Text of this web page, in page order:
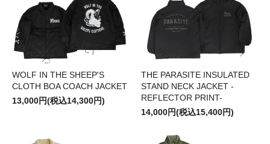
WOLF IN THE SHEEP'S
CLOTH BOA COACH JACKET
13,000円(税込14,300円)
THE PARASITE INSULATED
STAND NECK JACKET -
REFLECTOR PRINT-
14,000円(税込15,400円)